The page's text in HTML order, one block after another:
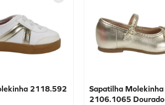
2118.592
Sapatilha Molekinha
2106.1065 Dourado